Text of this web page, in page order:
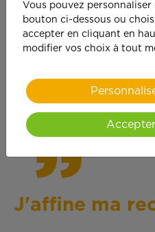
On est
quand
cœ
J'affine ma
Vous pouvez personnaliser
bouton ci-dessous ou
accepter en cliquant en
modifier vos choix à tout